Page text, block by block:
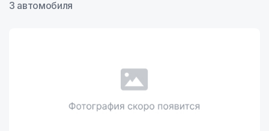
3 автомобиля